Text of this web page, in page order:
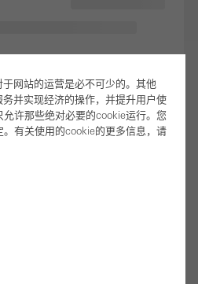
网站的运营是必不可少的。其他
并实现经济的操作，并提升用户使
许那些绝对必要的cookie运行。您
有关使用的cookie的更多信息，请